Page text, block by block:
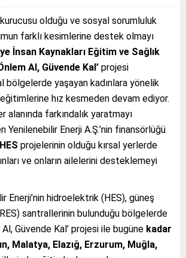
olduğu ve sosyal sorumluluk
farklı kesimlerine destek olmayı
İnsan Kaynakları Eğitim ve Sağlık
Al, Güvende Kal’ projesi
bölgelerde yaşayan kadınlara yönelik
hız kesmeden devam ediyor.
alanında farkındalık yaratmayı
Yenilenebilir Enerji A.Ş.’nin finansörlüğü
projelerinin olduğu kırsal yerlerde
ve onların ailelerini desteklemeyi
Enerji’nin hidroelektrik (HES), güneş
santrallerinin bulunduğu bölgelerde
Güvende Kal’ projesi ile bugüne kadar
Malatya, Elazığ, Erzurum, Muğla,